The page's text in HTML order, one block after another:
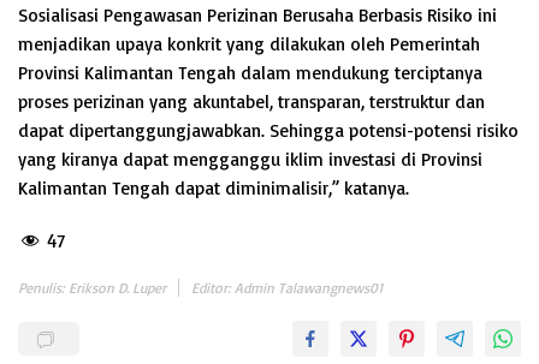
Sosialisasi Pengawasan Perizinan Berusaha Berbasis Risiko ini
menjadikan upaya konkrit yang dilakukan oleh Pemerintah
Provinsi Kalimantan Tengah dalam mendukung terciptanya
proses perizinan yang akuntabel, transparan, terstruktur dan
dapat dipertanggungjawabkan. Sehingga potensi-potensi risiko
yang kiranya dapat mengganggu iklim investasi di Provinsi
Kalimantan Tengah dapat diminimalisir,” katanya.
47
Penulis: Erikson D. Luper Editor: Admin Talawangnews01